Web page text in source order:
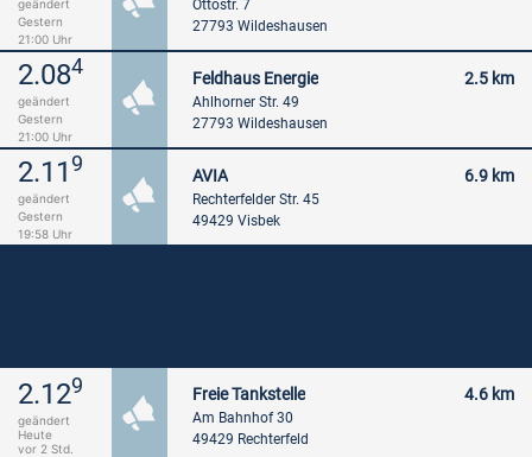
geändert
Gestern
21:00 Uhr
Ottostr. 7
27793 Wildeshausen
2.084
geändert
Gestern
21:00 Uhr
Feldhaus Energie 2.5 km
Ahlhorner Str. 49
27793 Wildeshausen
2.11 9
geändert
Gestern
19:58 Uhr
AVIA 6.9 km
Rechterfelder Str. 45
49429 Visbek
2.129
geändert
Heute
vor 2 Std.
Freie Tankstelle 4.6 km
Am Bahnhof 30
49429 Rechterfeld